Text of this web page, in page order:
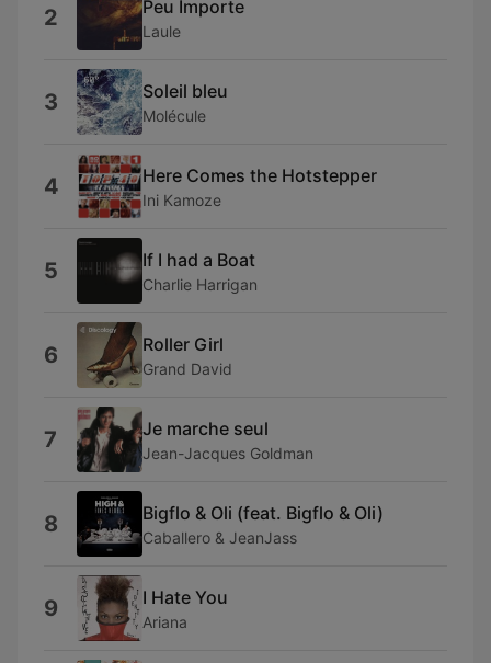
2 Peu Importe
Laule
3 Soleil bleu
Molécule
4 Here Comes the Hotstepper
Ini Kamoze
5 If I had a Boat
Charlie Harrigan
6 Roller Girl
Grand David
7 Je marche seul
Jean-Jacques Goldman
8 Bigflo & Oli (feat. Bigflo & Oli)
Caballero & JeanJass
9 I Hate You
Ariana